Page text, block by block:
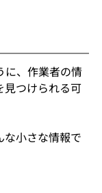
に、作業者の情
見つけられる可
小さな情報で